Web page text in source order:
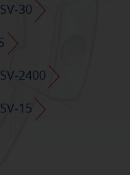
30
2400
15